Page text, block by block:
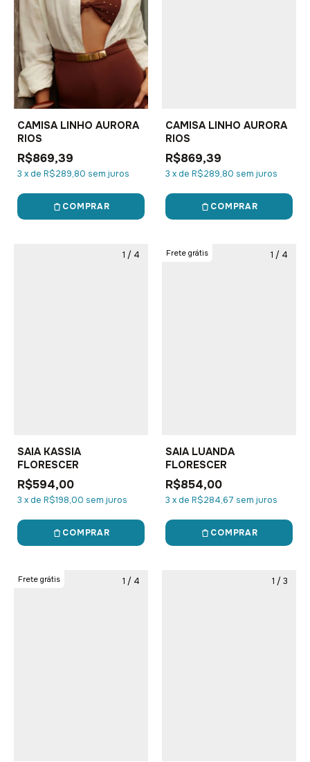
CAMISA LINHO AURORA
RIOS
R$869,39
3 xde R$289,80 sem juros
COMPRAR
CAMISA LINHO AURORA
RIOS
R$869,39
3 xde R$289,80 sem juros
COMPRAR
1 / 4
SAIA KASSIA
FLORESCER
R$594,00
3 xde R$198,00 sem juros
COMPRAR
1 / 4
Frete grátis
SAIA LUANDA
FLORESCER
R$854,00
3 xde R$284,67 sem juros
COMPRAR
1 / 4
Frete grátis 1 / 3